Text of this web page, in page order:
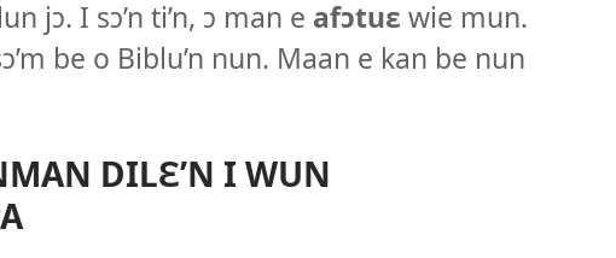
jɔ. I sɔ’n ti’n, ɔ man e afɔtuɛ wie mun.
be o Biblu’n nun. Maan e kan be nun
DILƐ’N I WUN